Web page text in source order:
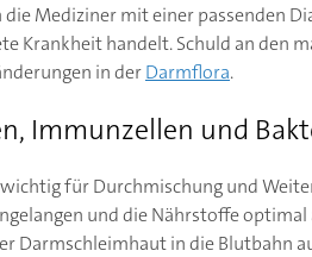
die Mediziner mit einer passenden
Krankheit handelt. Schuld an den
in derDarmflora.
Immunzellen und
für Durchmischung und
und die Nährstoffe
Darmschleimhaut in die Blutbahn